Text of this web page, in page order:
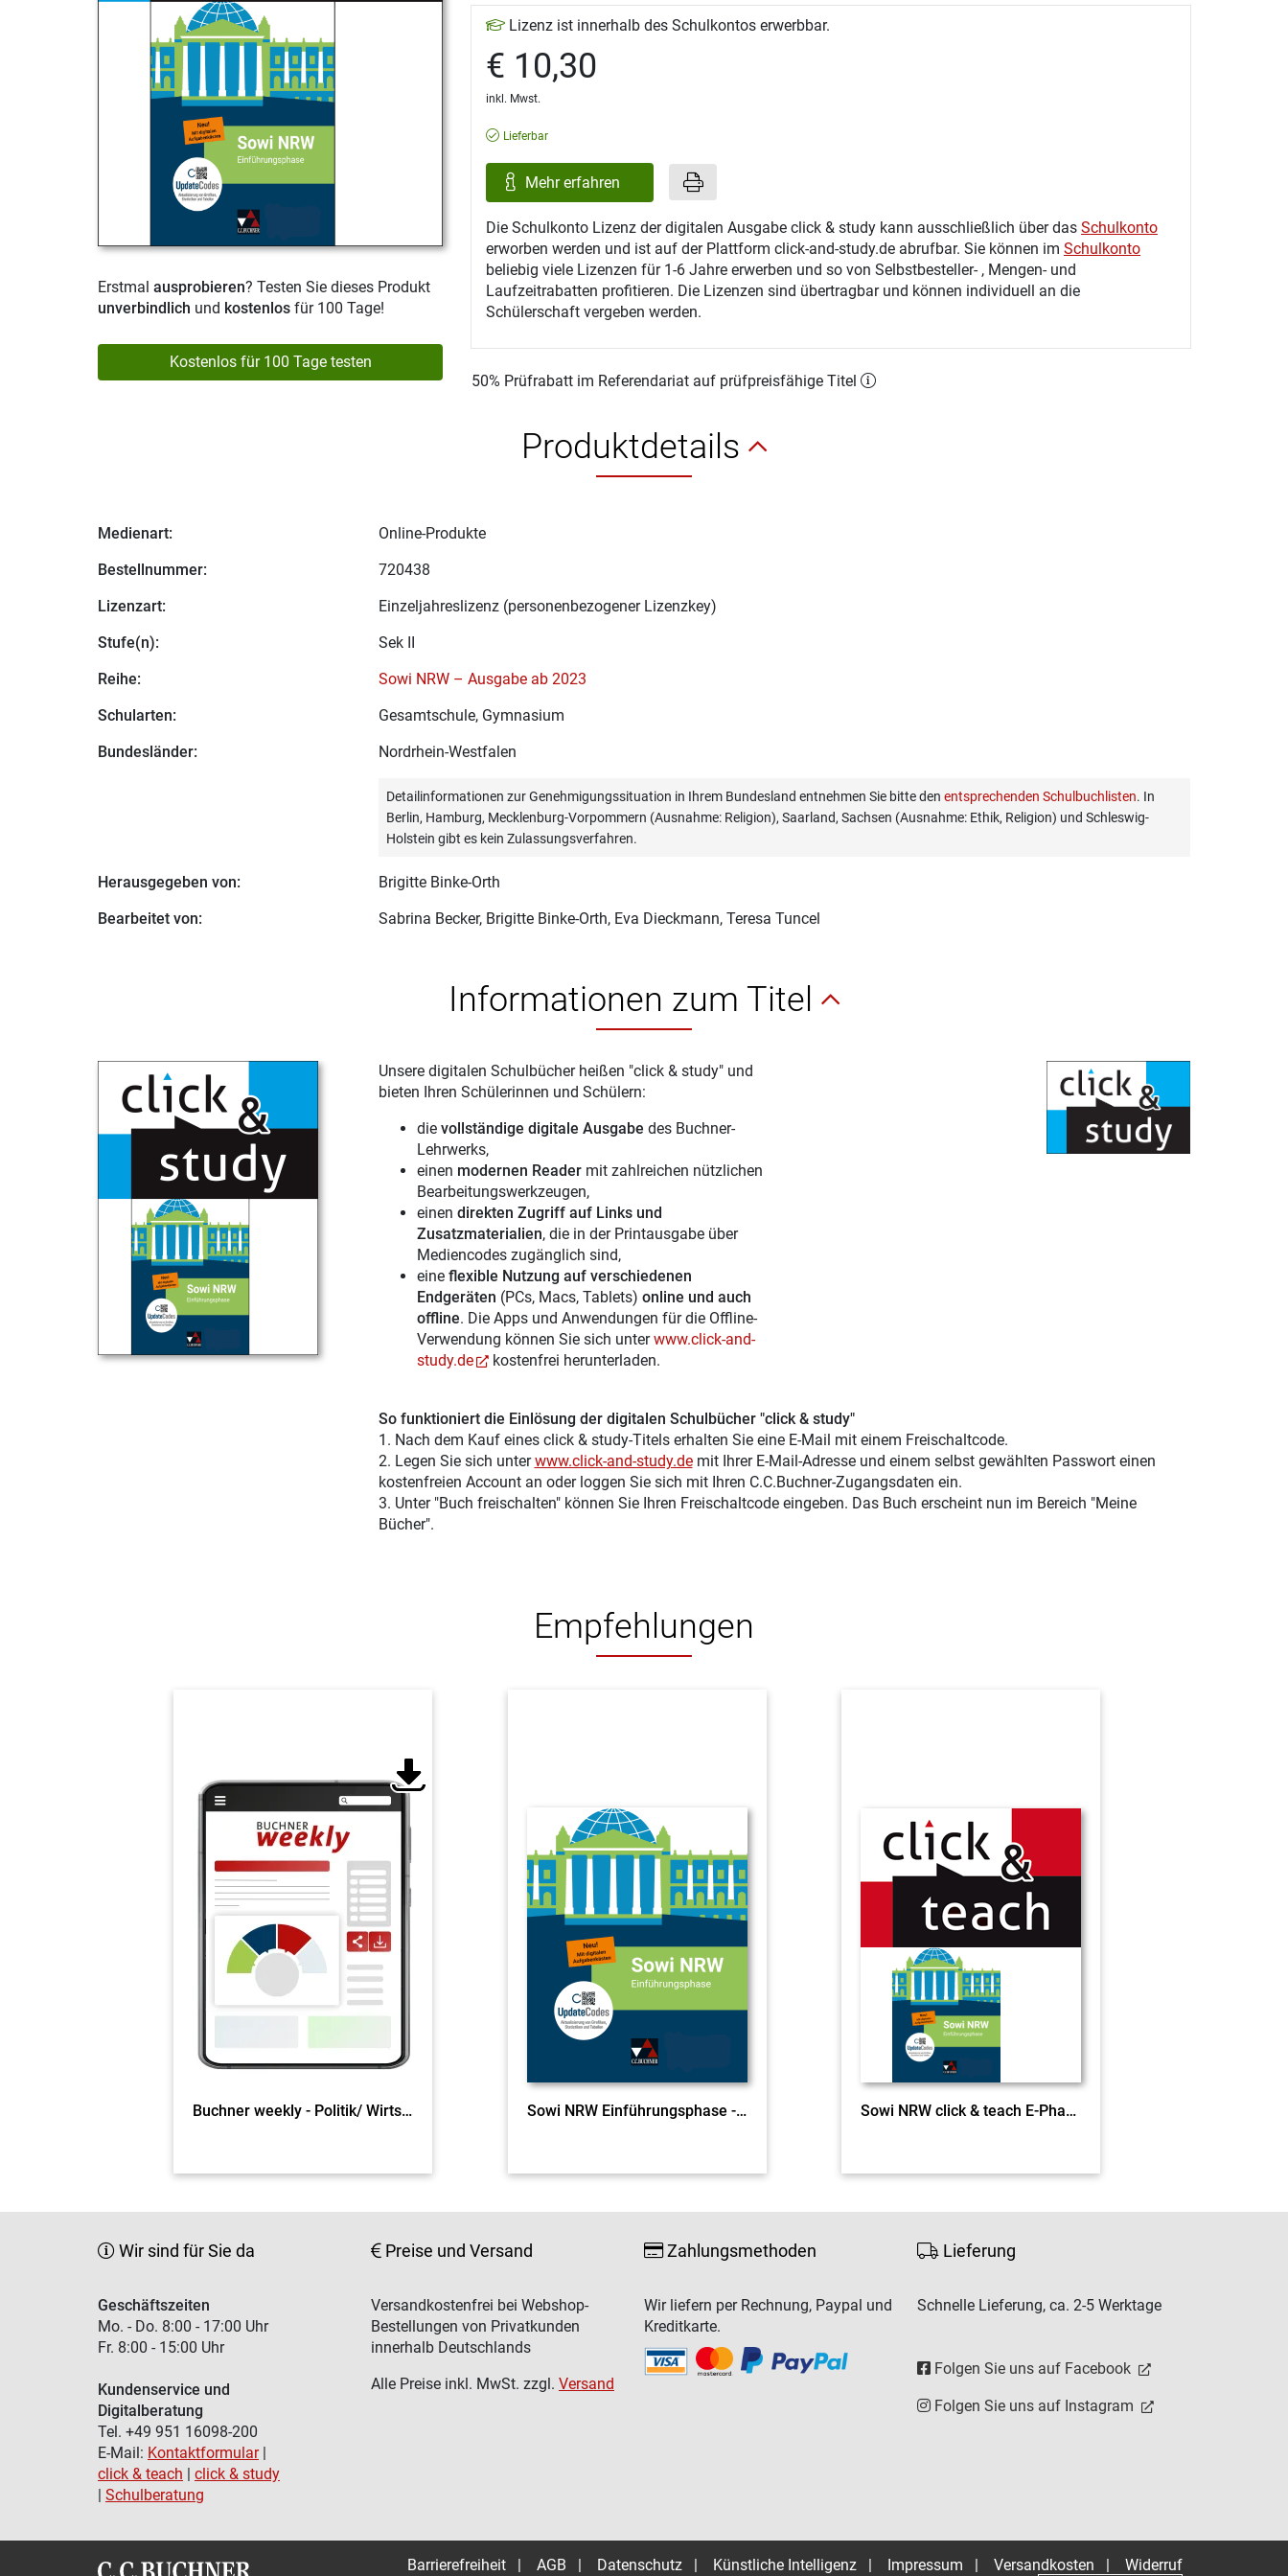
Erstmal ausprobieren? Testen Sie dieses Produkt
unverbindlich und kostenlos für 100 Tage!
Kostenlos für 100 Tage testen
Lizenz ist innerhalb des Schulkontos erwerbbar.
€ 10,30
inkl. Mwst.
Lieferbar
Mehr erfahren
Die Schulkonto Lizenz der digitalen Ausgabe click & study kann ausschließlich über das Schulkonto
erworben werden und ist auf der Plattform click-and-study.de abrufbar. Sie können im Schulkonto
beliebig viele Lizenzen für 1-6 Jahre erwerben und so von Selbstbesteller- , Mengen- und
Laufzeitrabatten profitieren. Die Lizenzen sind übertragbar und können individuell an die
Schülerschaft vergeben werden.
50% Prüfrabatt im Referendariat auf prüfpreisfähige Titel
Produktdetails
Medienart:
Online-Produkte
Bestellnummer:
720438
Lizenzart:
Einzeljahreslizenz (personenbezogener Lizenzkey)
Stufe(n):
Sek II
Reihe:
Sowi NRW – Ausgabe ab 2023
Schularten:
Gesamtschule, Gymnasium
Bundesländer:
Nordrhein-Westfalen
Detailinformationen zur Genehmigungssituation in Ihrem Bundesland entnehmen Sie bitte den entsprechenden Schulbuchlisten. In
Berlin, Hamburg, Mecklenburg-Vorpommern (Ausnahme: Religion), Saarland, Sachsen (Ausnahme: Ethik, Religion) und Schleswig-
Holstein gibt es kein Zulassungsverfahren.
Herausgegeben von:
Brigitte Binke-Orth
Bearbeitet von:
Sabrina Becker, Brigitte Binke-Orth, Eva Dieckmann, Teresa Tuncel
Informationen zum Titel
Unsere digitalen Schulbücher heißen "click & study" und
bieten Ihren Schülerinnen und Schülern:
die vollständige digitale Ausgabe des Buchner-
Lehrwerks,
einen modernen Readermit zahlreichen nützlichen
Bearbeitungswerkzeugen,
einen direkten Zugriff auf Links und
Zusatzmaterialien, die in der Printausgabe über
Mediencodes zugänglich sind,
eine flexible Nutzung auf verschiedenen
Endgeräten (PCs, Macs, Tablets) online und auch
offline. Die Apps und Anwendungen für die Offline-
Verwendung können Sie sich unterwww.click-and-
study.de
kostenfrei herunterladen.
So funktioniert die Einlösung der digitalen Schulbücher "click & study"
1. Nach dem Kauf eines click & study-Titels erhalten Sie eine E-Mail mit einem Freischaltcode.
2. Legen Sie sich unterwww.click-and-study.demit Ihrer E-Mail-Adresse und einem selbst gewählten Passwort einen
kostenfreien Account an oder loggen Sie sich mit Ihren C.C.Buchner-Zugangsdaten ein.
3. Unter "Buch freischalten" können Sie Ihren Freischaltcode eingeben. Das Buch erscheint nun im Bereich "Meine
Bücher".
Empfehlungen
Buchner weekly - Politik/ Wirtschaft Sowi NRW Einführungsphase - neu Sowi NRW click & teach E-Phase neu EL
Wir sind für Sie da
Geschäftszeiten
Mo. - Do. 8:00 - 17:00 Uhr
Fr. 8:00 - 15:00 Uhr
Kundenservice und
Digitalberatung
Tel. +49 951 16098-200
E-Mail: Kontaktformular|
click & teach | click & study
| Schulberatung
Preise und Versand
Versandkostenfrei bei Webshop-
Bestellungen von Privatkunden
innerhalb Deutschlands
Alle Preise inkl. MwSt. zzgl. Versand
Zahlungsmethoden
Wir liefern per Rechnung, Paypal und
Kreditkarte.
Lieferung
Schnelle Lieferung, ca. 2-5 Werktage
Folgen Sie uns auf Facebook
Folgen Sie uns auf Instagram
Barrierefreiheit | AGB | Datenschutz | Künstliche Intelligenz | Impressum | Versandkosten | Widerruf